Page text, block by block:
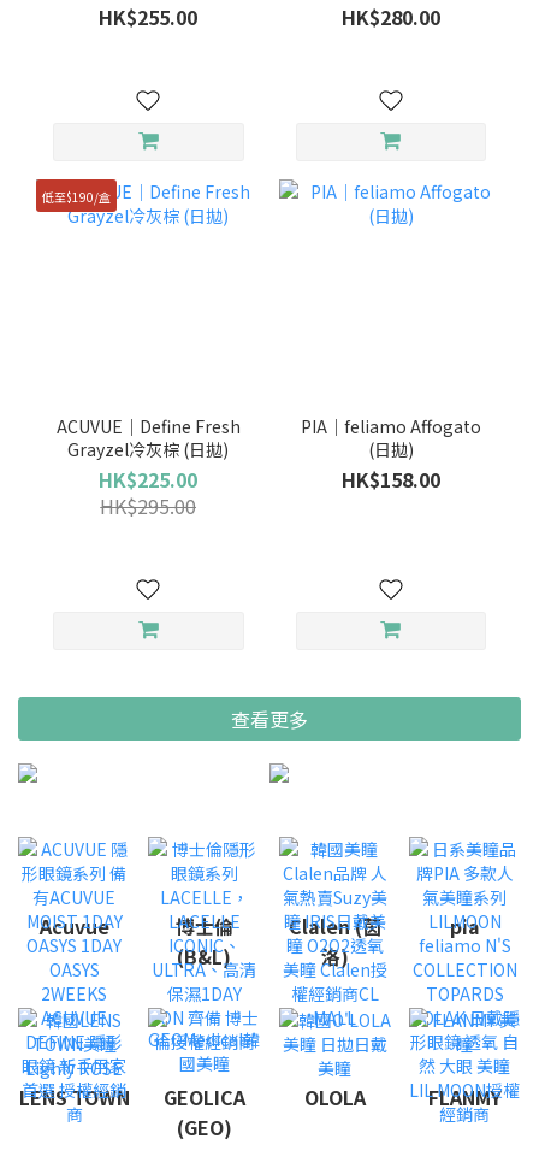
HK$255.00 HK$280.00
低至$190/盒
ACUVUE｜Define Fresh
Grayzel冷灰棕 (日拋)
HK$225.00
HK$295.00
PIA｜feliamo Affogato
(日拋)
HK$158.00
查看更多
Acuvue
博士倫
(B&L)
Clalen (茵
洛)
pia
LENS TOWN
GEOLICA
(GEO)
OLOLA FLANMY